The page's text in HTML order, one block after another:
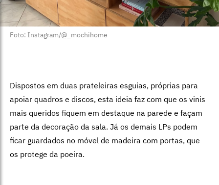
Foto: Instagram/@_mochihome
Dispostos em duas prateleiras esguias, próprias para
apoiar quadros e discos, esta ideia faz com que os vinis
mais queridos fiquem em destaque na parede e façam
parte da decoração da sala. Já os demais LPs podem
ficar guardados no móvel de madeira com portas, que
os protege da poeira.